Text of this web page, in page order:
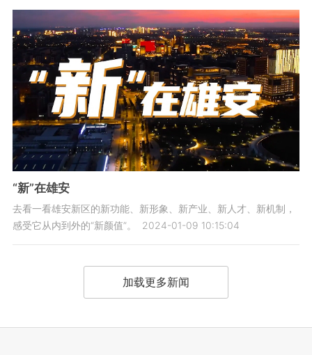
“新”在雄安
去看一看雄安新区的新功能、新形象、新产业、新人才、新机制，
感受它从内到外的“新颜值”。
2024-01-09 10:15:04
加载更多新闻